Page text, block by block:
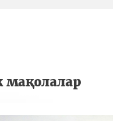
мақолалар